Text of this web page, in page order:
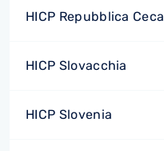
HICP Repubblica Ceca
HICP Slovacchia
HICP Slovenia